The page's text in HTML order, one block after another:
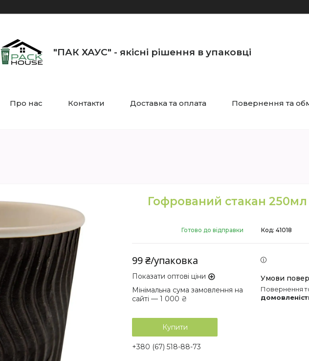
"ПАК ХАУС" - якісні рішення в упаковці
Про нас Контакти Доставка та оплата Повернення та
Гофрований стакан
Готово до відправки Код: 41018
99 ₴/упаковка
Показати оптові ціни
Мінімальна сума замовлення на
сайті — 1 000 ₴
Купити
+380 (67) 518-88-73
повернення